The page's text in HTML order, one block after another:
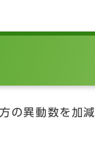
の異動数を加減